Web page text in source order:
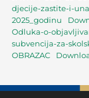
djecije-zastite-i-
2025_godinu
Odluka-o-
subvencija-za-
OBRAZAC